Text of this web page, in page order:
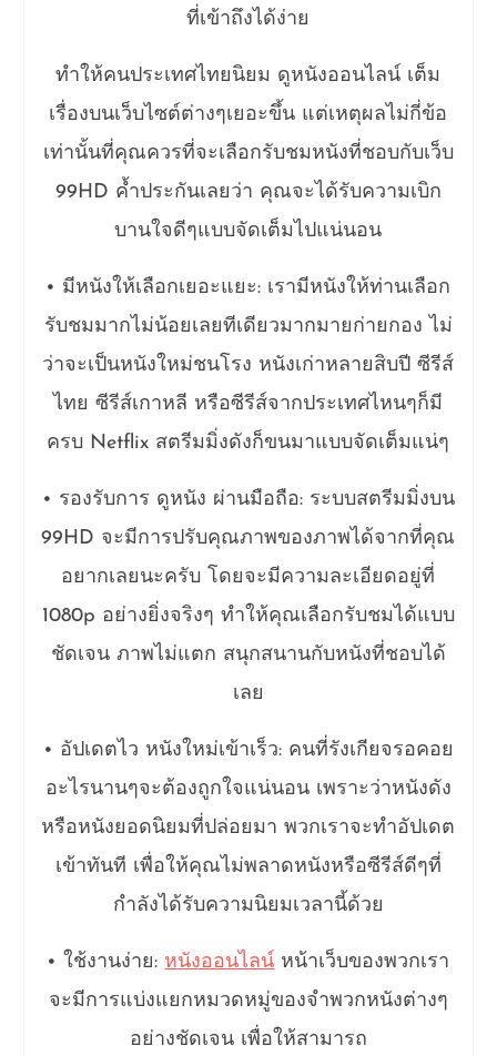
ที่เข้าถึงได้ง่าย
ทำให้คนประเทศไทยนิยม ดูหนังออนไลน์ เต็ม
เรื่องบนเว็บไซต์ต่างๆเยอะขึ้น แต่เหตุผลไม่กี่ข้อ
เท่านั้นที่คุณควรที่จะเลือกรับชมหนังที่ชอบกับเว็บ
99HD ค้ำประกันเลยว่า คุณจะได้รับความเบิก
บานใจดีๆแบบจัดเต็มไปแน่นอน
• มีหนังให้เลือกเยอะแยะ: เรามีหนังให้ท่านเลือก
รับชมมากไม่น้อยเลยทีเดียวมากมายก่ายกอง ไม่
ว่าจะเป็นหนังใหม่ชนโรง หนังเก่าหลายสิบปี ซีรีส์
ไทย ซีรีส์เกาหลี หรือซีรีส์จากประเทศไหนๆก็มี
ครบ Netflix สตรีมมิ่งดังก็ขนมาแบบจัดเต็มแน่ๆ
• รองรับการ ดูหนัง ผ่านมือถือ: ระบบสตรีมมิ่งบน
99HD จะมีการปรับคุณภาพของภาพได้จากที่คุณ
อยากเลยนะครับ โดยจะมีความละเอียดอยู่ที่
1080p อย่างยิ่งจริงๆ ทำให้คุณเลือกรับชมได้แบบ
ชัดเจน ภาพไม่แตก สนุกสนานกับหนังที่ชอบได้
เลย
• อัปเดตไว หนังใหม่เข้าเร็ว: คนที่รังเกียจรอคอย
อะไรนานๆจะต้องถูกใจแน่นอน เพราะว่าหนังดัง
หรือหนังยอดนิยมที่ปล่อยมา พวกเราจะทำอัปเดต
เข้าทันที เพื่อให้คุณไม่พลาดหนังหรือซีรีส์ดีๆที่
กำลังได้รับความนิยมเวลานี้ด้วย
• ใช้งานง่าย: หนังออนไลน์ หน้าเว็บของพวกเรา
จะมีการแบ่งแยกหมวดหมู่ของจำพวกหนังต่างๆ
อย่างชัดเจน เพื่อให้สามารถ